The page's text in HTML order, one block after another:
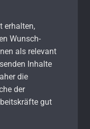
erhalten,
Wunsch-
als relevant
Inhalte
die
der
gut